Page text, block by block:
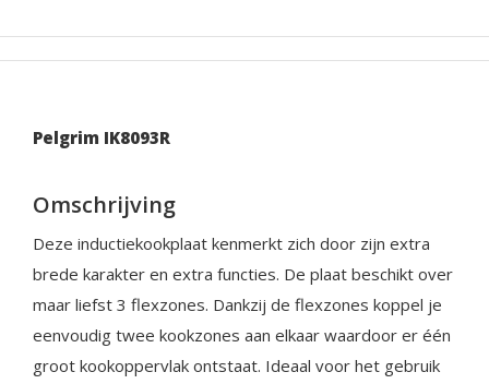
Pelgrim IK8093R
Omschrijving
Deze inductiekookplaat kenmerkt zich door zijn extra
brede karakter en extra functies. De plaat beschikt over
maar liefst 3 flexzones. Dankzij de flexzones koppel je
eenvoudig twee kookzones aan elkaar waardoor er één
groot kookoppervlak ontstaat. Ideaal voor het gebruik